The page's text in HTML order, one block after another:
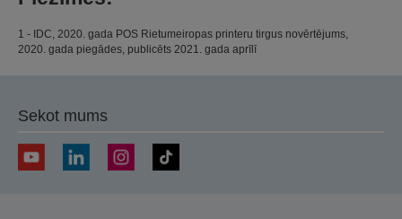
1 - IDC, 2020. gada POS Rietumeiropas printeru tirgus novērtējums,
2020. gada piegādes, publicēts 2021. gada aprīlī
Sekot mums